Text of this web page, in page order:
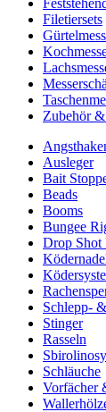
Filetiersets
Zubehör
Ausleger
Bait
Beads
Booms
Bungee
Drop Shot
Schlepp-
Stinger
Rasseln
Schläuche
Vorfächer